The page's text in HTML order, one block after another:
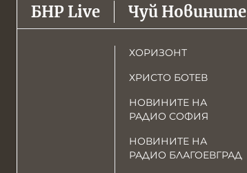
БНР Live Чуй Новините
ХОРИЗОНТ
ХРИСТО БОТЕВ
НОВИНИТЕ НА
РАДИО СОФИЯ
НОВИНИТЕ НА
РАДИО БЛАГОЕВГРАД